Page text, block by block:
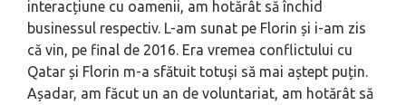
interacțiune cu oamenii, am hotărât să închid
businessul respectiv. L-am sunat pe Florin și i-am zis
că vin, pe final de 2016. Era vremea conflictului cu
Qatar și Florin m-a sfătuit totuși să mai aștept puțin.
Așadar, am făcut un an de voluntariat, am hotărât să